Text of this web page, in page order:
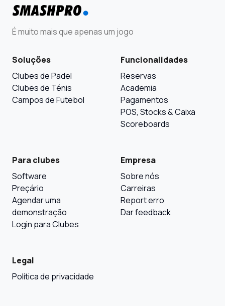
É muito mais que apenas um jogo
Soluções
Clubes de Padel
Clubes de Ténis
Campos de Futebol
Funcionalidades
Reservas
Academia
Pagamentos
POS, Stocks & Caixa
Scoreboards
Para clubes
Software
Preçário
Agendar uma
demonstração
Login para Clubes
Empresa
Sobre nós
Carreiras
Report erro
Dar feedback
Legal
Política de privacidade